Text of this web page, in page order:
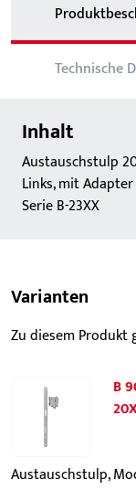
Technische
Inhalt
Austauschstulp
Links, mit
Serie B-23XX
Varianten
Zu diesem Produkt
B
Austauschstulp,